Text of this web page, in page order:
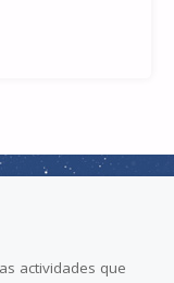
actividades que